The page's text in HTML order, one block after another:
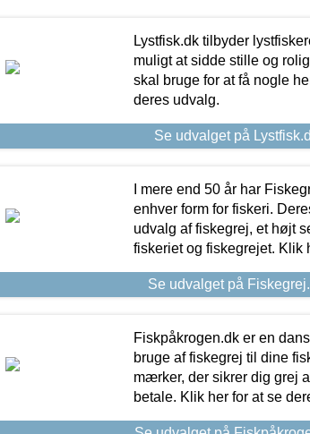
Lystfisk.dk tilbyder
muligt at sidde stille og
skal bruge for at få nogle
deres udvalg.
Se udvalget på
I mere end 50 år har
enhver form for fiskeri.
udvalg af fiskegrej, et højt
fiskeriet og fiskegrejet. Klik
Se udvalget på
Fiskpåkrogen.dk er en
bruge af fiskegrej til dine
mærker, der sikrer dig grej
betale. Klik her for at se